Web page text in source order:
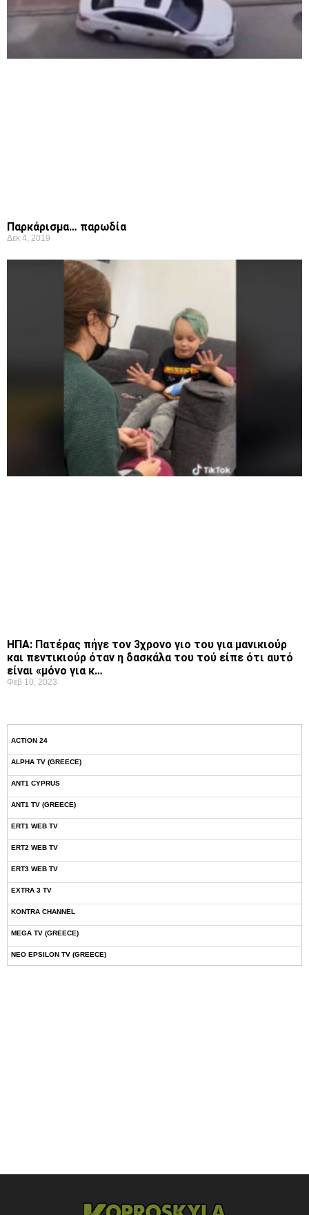
Παρκάρισμα… παρωδία
Δεκ 4, 2019
ΗΠΑ: Πατέρας πήγε τον 3χρονο γιο του για μανικιούρ
και πεντικιούρ όταν η δασκάλα του τού είπε ότι αυτό
είναι «μόνο για κ…
Φεβ 10, 2023
ACTION 24
ALPHA TV (GREECE)
ANT1 CYPRUS
ANT1 TV (GREECE)
ERT1 WEB TV
ERT2 WEB TV
ERT3 WEB TV
EXTRA 3 TV
KONTRA CHANNEL
MEGA TV (GREECE)
NEO EPSILON TV (GREECE)